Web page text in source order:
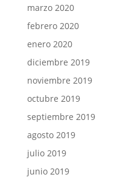
marzo 2020
febrero 2020
enero 2020
diciembre 2019
noviembre 2019
octubre 2019
septiembre 2019
agosto 2019
julio 2019
junio 2019